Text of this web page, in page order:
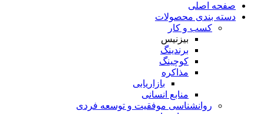
صفحه اصلی
دسته بندی محصولات
کسب و کار
بیزنیس
برندینگ
کوچینگ
مذاکره
بازاریابی
منابع انسانی
روانشناسی موفقیت و توسعه فردی